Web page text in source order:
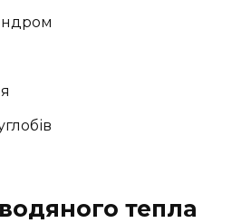
тепла